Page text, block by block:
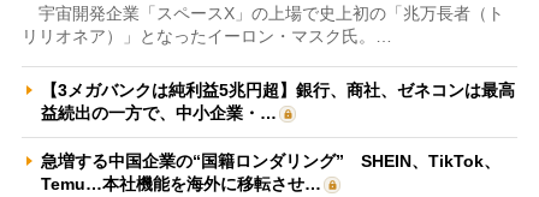
宇宙開発企業「スペースX」の上場で史上初の「兆万長者（ト
リリオネア）」となったイーロン・マスク氏。…
【3メガバンクは純利益5兆円超】銀行、商社、ゼネコンは最高
益続出の一方で、中小企業・…
急増する中国企業の“国籍ロンダリング” SHEIN、TikTok、
Temu…本社機能を海外に移転させ…